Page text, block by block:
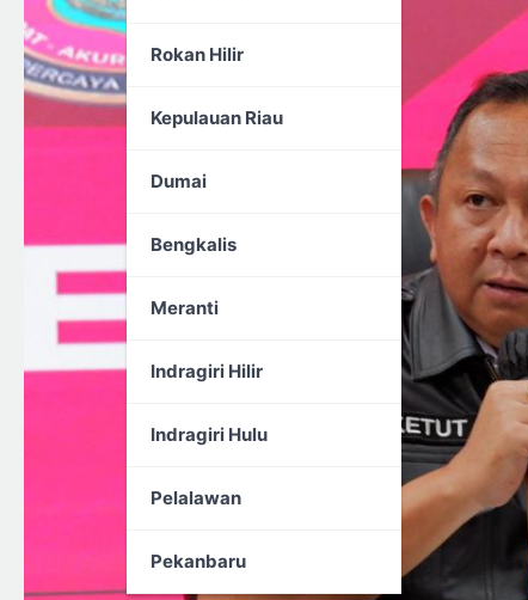
Rokan Hilir
Kepulauan Riau
Dumai
Bengkalis
Meranti
Indragiri Hilir
Indragiri Hulu
Pelalawan
Pekanbaru